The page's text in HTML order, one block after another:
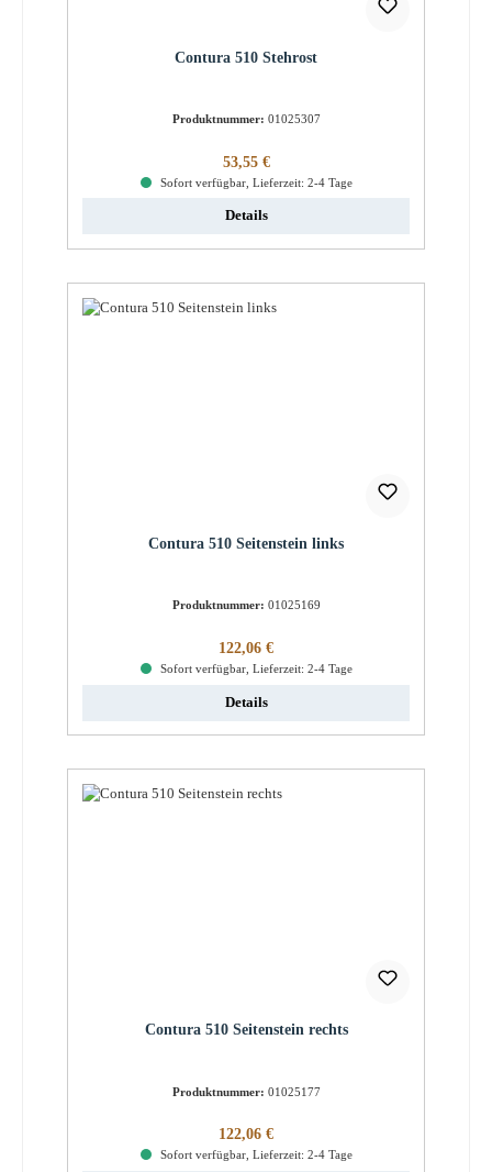
Contura 510 Stehrost
Produktnummer: 01025307
Regulärer Preis:
53,55 €
Sofort verfügbar, Lieferzeit: 2-4 Tage
Details
Contura 510 Seitenstein links
Produktnummer: 01025169
Regulärer Preis:
122,06 €
Sofort verfügbar, Lieferzeit: 2-4 Tage
Details
Contura 510 Seitenstein rechts
Produktnummer: 01025177
Regulärer Preis:
122,06 €
Sofort verfügbar, Lieferzeit: 2-4 Tage